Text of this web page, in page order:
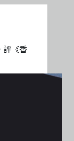
評《香